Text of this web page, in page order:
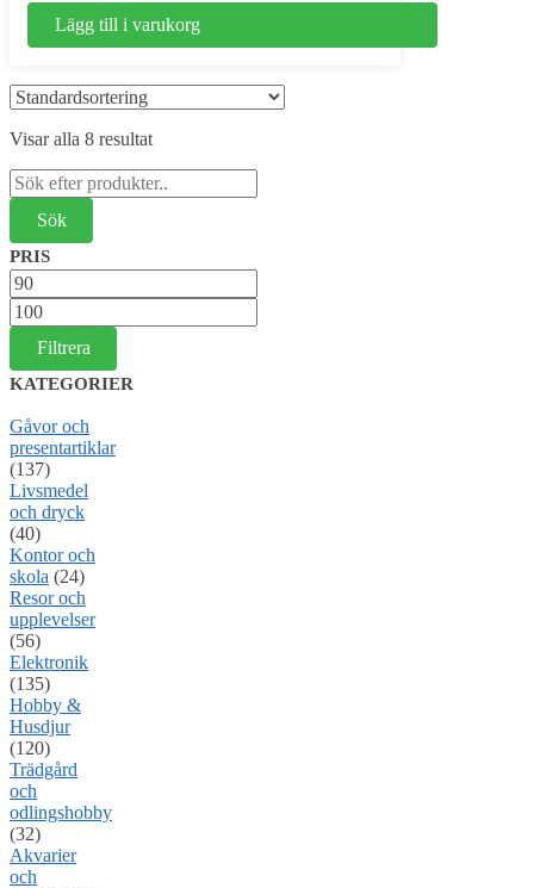
Lägg till i varukorg
Visar alla 8 resultat
Sök
efter:
PRIS
Min
pris
Max
pris
Filtrera
KATEGORIER
Gåvor och
presentartiklar
(137)
Livsmedel
och dryck
(40)
Kontor och
skola (24)
Resor och
upplevelser
(56)
Elektronik
(135)
Hobby &
Husdjur
(120)
Trädgård
och
odlingshobby
(32)
Akvarier
och